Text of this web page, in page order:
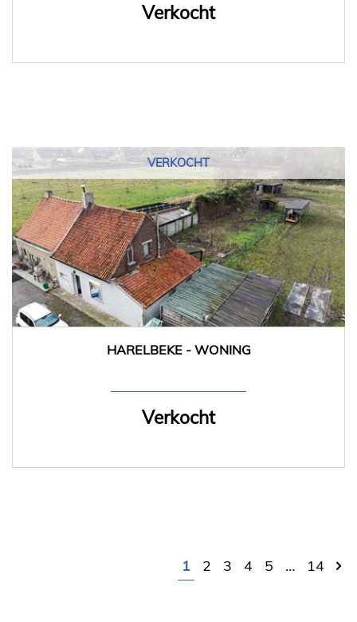
Verkocht
VERKOCHT
92 m²
HARELBEKE - WONING
Verkocht
1 2 3 4 5 … 14